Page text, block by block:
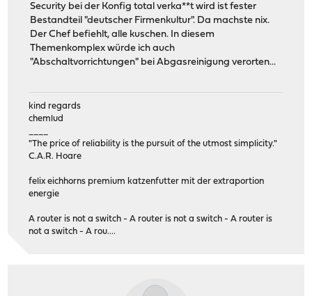
Security bei der Konfig total verka**t wird ist fester
Bestandteil "deutscher Firmenkultur". Da machste nix.
Der Chef befiehlt, alle kuschen. In diesem
Themenkomplex würde ich auch
"Abschaltvorrichtungen" bei Abgasreinigung verorten...
kind regards
chemlud
"The price of reliability is the pursuit of the utmost simplicity."
C.A.R. Hoare
felix eichhorns premium katzenfutter mit der extraportion
energie
A router is not a switch - A router is not a switch - A router is
not a switch - A rou....